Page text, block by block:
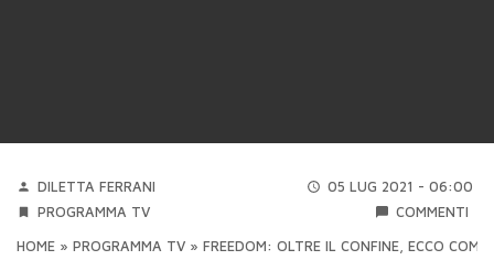
DILETTA FERRANI
05 LUG 2021 - 06:00
PROGRAMMA TV
COMMENTI
HOME » PROGRAMMA TV » FREEDOM: OLTRE IL CONFINE, ECCO